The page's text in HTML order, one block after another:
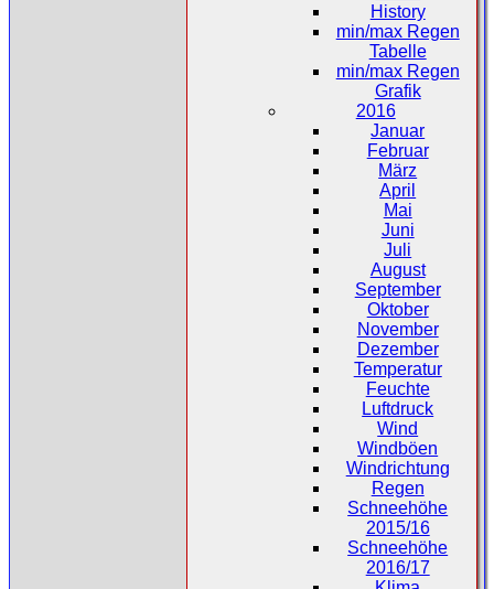
History
min/max Regen
Tabelle
min/max Regen
Grafik
2016
Januar
Februar
März
April
Mai
Juni
Juli
August
September
Oktober
November
Dezember
Temperatur
Feuchte
Luftdruck
Wind
Windböen
Windrichtung
Regen
Schneehöhe
2015/16
Schneehöhe
2016/17